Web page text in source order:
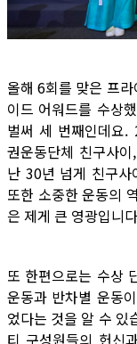
올해 6회를 맞은 프
이드 어워드를 수상
벌써 세 번째인데요.
권운동단체 친구사
난 30년 넘게 친구
또한 소중한 운동의
은 제게 큰 영광입니
또 한편으로는 수상
운동과 반차별 운동
었다는 것을 알 수 있
티 구성원들의 헌신